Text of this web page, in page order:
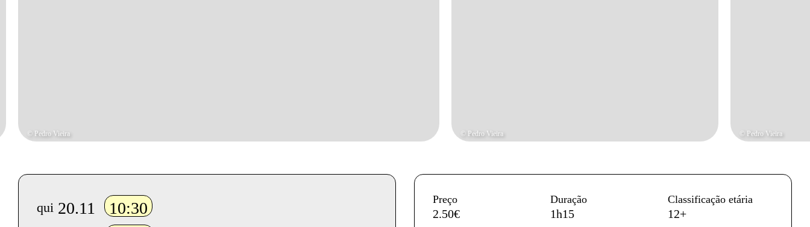
© Pedro Vieira © Pedro Vieira © Pedro Vieira
Info sobre horário e bilhetes
qui 20.11 10:30
InformaÃ§Ã£o adicional
Preço
2.50€
Duração
1h15
Classificação etária
12+